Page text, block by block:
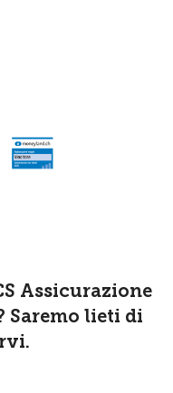
Assicurazione
lieti di